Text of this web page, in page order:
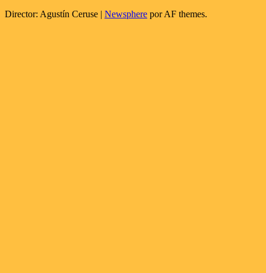
Director: Agustín Ceruse | Newsphere por AF themes.